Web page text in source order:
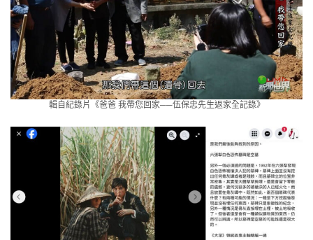
輯自紀錄片《爸爸 我帶您回家──伍保忠先生返家全記錄》